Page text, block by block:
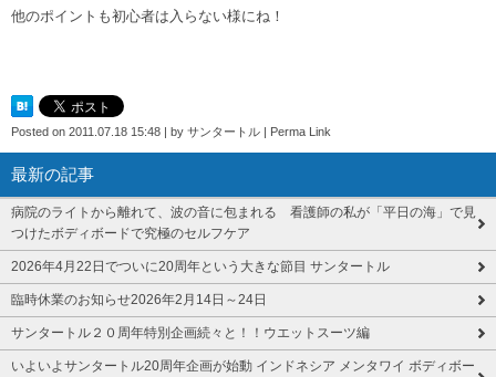
他のポイントも初心者は入らない様にね！
Posted on 2011.07.18 15:48 | by サンタートル | Perma Link
最新の記事
病院のライトから離れて、波の音に包まれる 看護師の私が「平日の海」で見
つけたボディボードで究極のセルフケア
2026年4月22日でついに20周年という大きな節目 サンタートル
臨時休業のお知らせ2026年2月14日～24日
サンタートル２０周年特別企画続々と！！ウエットスーツ編
いよいよサンタートル20周年企画が始動 インドネシア メンタワイ ボディボー